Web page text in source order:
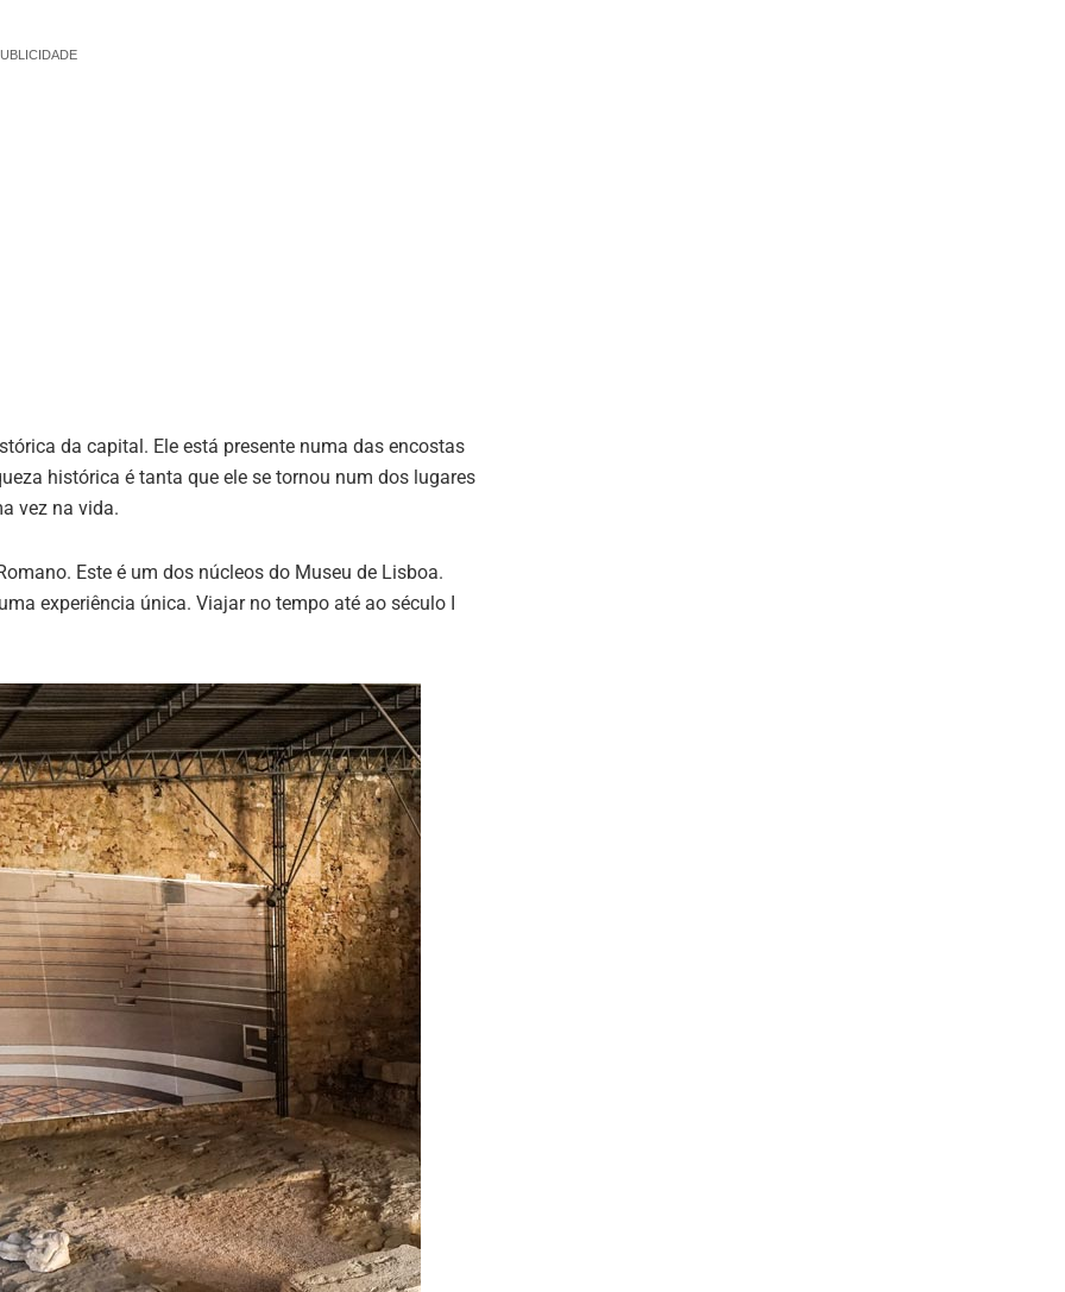
da capital. Ele está presente numa das encostas
histórica é tanta que ele se tornou num dos lugares
vez na vida.
Este é um dos núcleos do Museu de Lisboa.
experiência única. Viajar no tempo até ao século I